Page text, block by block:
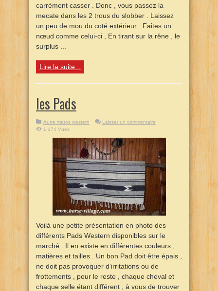
carrément casser . Donc , vous passez la
mecate dans les 2 trous du slobber . Laissez
un peu de mou du coté extérieur . Faites un
nœud comme celui-ci , En tirant sur la rêne , le
surplus ...
Lire la suite...
les Pads
Autre matos western
Laisser un commentaire
1,174 Vues
Voilà une petite présentation en photo des
différents Pads Western disponibles sur le
marché . Il en existe en différentes couleurs ,
matières et tailles . Un bon Pad doit être épais ,
ne doit pas provoquer d’irritations ou de
frottements , pour le reste , chaque cheval et
chaque selle étant différent , à vous de trouver